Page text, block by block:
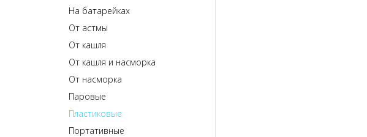
На батарейках
От астмы
От кашля
От кашля и насморка
От насморка
Паровые
Пластиковые
Портативные